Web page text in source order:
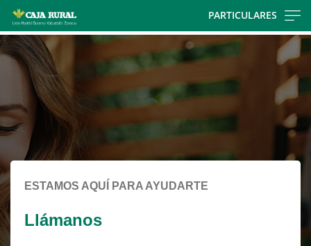
contentt
PARTICULARES
Cargando
contenido,
favor
espere...
ESTAMOS AQUÍ PARA AYUDARTE
Llámanos